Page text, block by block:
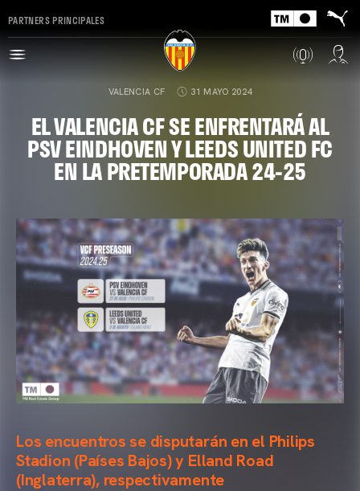
PARTNERS PRINCIPALES
VALENCIA CF 31 MAYO 2024
EL VALENCIA CF SE ENFRENTARÁ AL
PSV EINDHOVEN Y LEEDS UNITED FC
EN LA PRETEMPORADA 24-25
Los encuentros se disputarán en el Philips
Stadion (Países Bajos) y Elland Road
(Inglaterra), respectivamente